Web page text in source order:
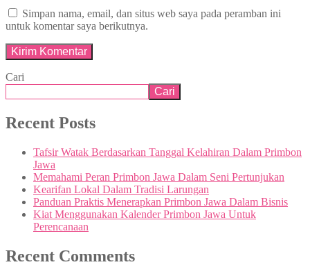
Simpan nama, email, dan situs web saya pada peramban ini
untuk komentar saya berikutnya.
Cari
Cari
Recent Posts
Tafsir Watak Berdasarkan Tanggal Kelahiran Dalam Primbon
Jawa
Memahami Peran Primbon Jawa Dalam Seni Pertunjukan
Kearifan Lokal Dalam Tradisi Larungan
Panduan Praktis Menerapkan Primbon Jawa Dalam Bisnis
Kiat Menggunakan Kalender Primbon Jawa Untuk
Perencanaan
Recent Comments